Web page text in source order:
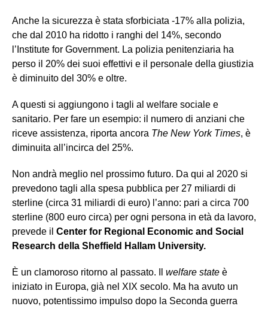
Anche la sicurezza è stata sforbiciata -17% alla polizia,
che dal 2010 ha ridotto i ranghi del 14%, secondo
l’Institute for Government. La polizia penitenziaria ha
perso il 20% dei suoi effettivi e il personale della giustizia
è diminuito del 30% e oltre.
A questi si aggiungono i tagli al welfare sociale e
sanitario. Per fare un esempio: il numero di anziani che
riceve assistenza, riporta ancora The New York Times, è
diminuita all’incirca del 25%.
Non andrà meglio nel prossimo futuro. Da qui al 2020 si
prevedono tagli alla spesa pubblica per 27 miliardi di
sterline (circa 31 miliardi di euro) l’anno: pari a circa 700
sterline (800 euro circa) per ogni persona in età da lavoro,
prevede il Center for Regional Economic and Social
Research della Sheffield Hallam University.
È un clamoroso ritorno al passato. Il welfare state è
iniziato in Europa, già nel XIX secolo. Ma ha avuto un
nuovo, potentissimo impulso dopo la Seconda guerra